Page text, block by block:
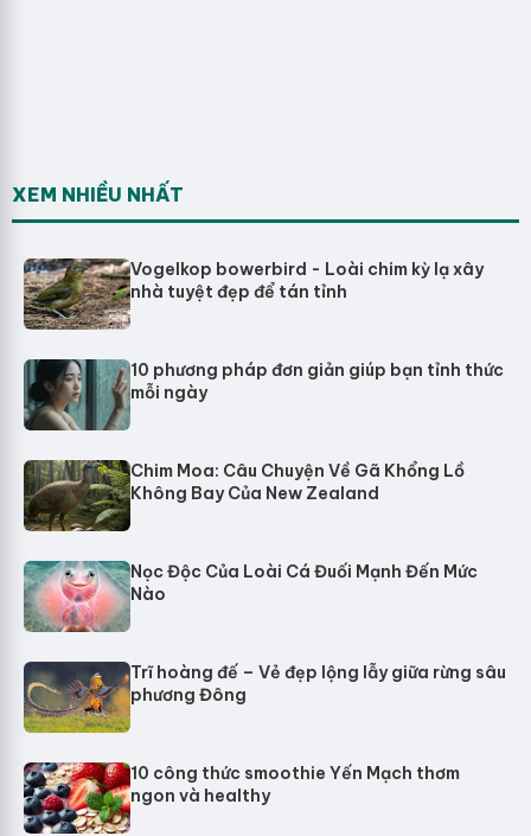
XEM NHIỀU NHẤT
Vogelkop bowerbird - Loài chim kỳ lạ xây
nhà tuyệt đẹp để tán tỉnh
10 phương pháp đơn giản giúp bạn tỉnh thức
mỗi ngày
Chim Moa: Câu Chuyện Về Gã Khổng Lồ
Không Bay Của New Zealand
Nọc Độc Của Loài Cá Đuối Mạnh Đến Mức
Nào
Trĩ hoàng đế – Vẻ đẹp lộng lẫy giữa rừng sâu
phương Đông
10 công thức smoothie Yến Mạch thơm
ngon và healthy